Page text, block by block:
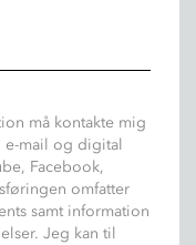
må kontakte mig
e-mail og digital
Facebook,
omfatter
samt information
Jeg kan til